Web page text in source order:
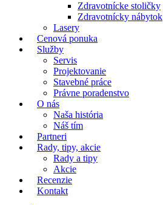
Zdravotnícke stoličky
Zdravotnícky nábytok
Lasery
Cenová ponuka
Služby
Servis
Projektovanie
Stavebné práce
Právne poradenstvo
O nás
Naša história
Náš tím
Partneri
Rady, tipy, akcie
Rady a tipy
Akcie
Recenzie
Kontakt